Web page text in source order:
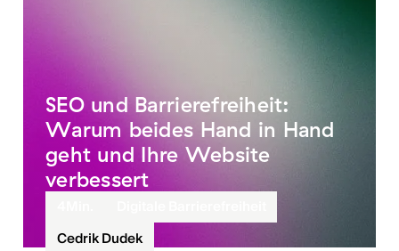
SEO und Barrierefreiheit:
Warum beides Hand in Hand
geht und Ihre Website
verbessert
Cedrik Dudek